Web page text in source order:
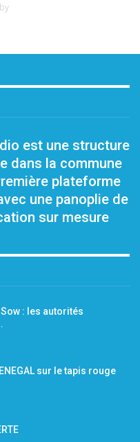
est une structure
dans la commune
plateforme
une panoplie de
sur mesure
: les autorités
sur le tapis rouge